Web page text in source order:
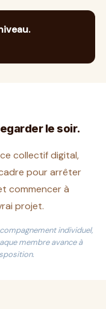
le soir.
collectif digital,
pour arrêter
commencer à
projet.
individuel,
membre avance à